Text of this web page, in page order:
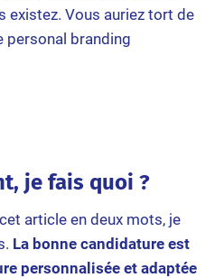
existez. Vous auriez tort de
personal branding
je fais quoi ?
article en deux mots, je
La bonne candidature est
personnalisée et adaptée